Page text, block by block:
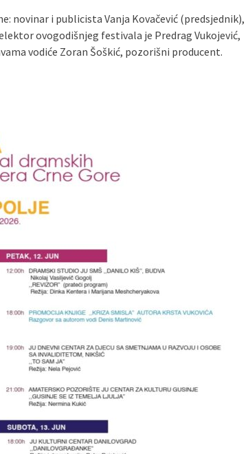
novinar i publicista Vanja Kovačević (predsjednik),
ovogodišnjeg festivala je Predrag Vukojević,
vodiće Zoran Šoškić, pozorišni producent.